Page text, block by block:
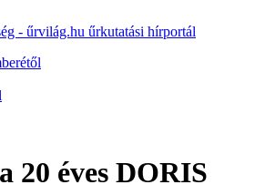
20 éves DORIS